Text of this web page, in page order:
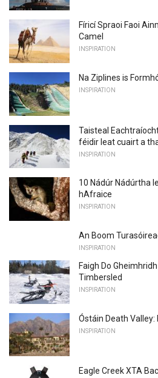
Fíricí Spraoi Faoi
Camel
INSPIRATION
Na Ziplines is
INSPIRATION
Taisteal
féidir leat cuairt a
INSPIRATION
10 Nádúr Nádúrtha
hAfraice
INSPIRATION
An Boom
INSPIRATION
Faigh Do
Timbersled
INSPIRATION
Óstáin Death Valley:
INSPIRATION
Eagle Creek XTA